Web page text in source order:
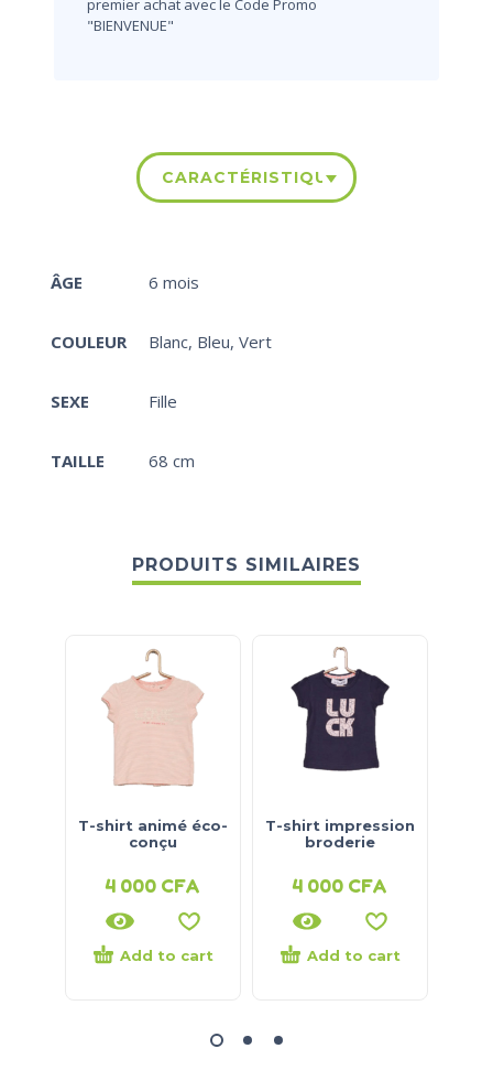
premier achat avec le Code Promo
"BIENVENUE"
CARACTÉRISTIQUES
ÂGE 6 mois
COULEUR Blanc, Bleu, Vert
SEXE Fille
TAILLE 68 cm
PRODUITS SIMILAIRES
T-shirt animé éco-
conçu
4 000 CFA
Add to cart
T-shirt impression
broderie
4 000 CFA
Add to cart